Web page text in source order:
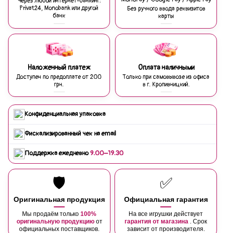
Privat24, Monobank или другой
банк
Без ручного ввода реквизитов
карты
Наложенный платеж
Доступен по предоплате от 200
грн.
Оплата наличными
Только при самовывозе из офиса
в г. Кропивницкий.
Конфиденциальная упаковка
Фискализированный чек на email
Поддержка ежедневно9:00–19:30
🛡️
Оригинальная продукция
Мы продаём только 100%
оригинальную продукцию от
официальных поставщиков.
✅
Официальная гарантия
На все игрушки действует
гарантия от магазина . Срок
зависит от производителя.